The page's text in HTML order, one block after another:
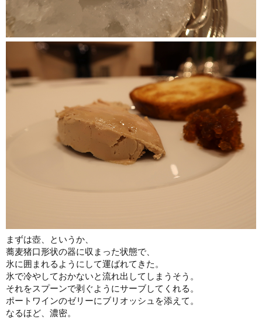
まずは壺、というか、
蕎麦猪口形状の器に収まった状態で、
氷に囲まれるようにして運ばれてきた。
氷で冷やしておかないと流れ出してしまうそう。
それをスプーンで剥ぐようにサーブしてくれる。
ポートワインのゼリーにブリオッシュを添えて。
なるほど、濃密。